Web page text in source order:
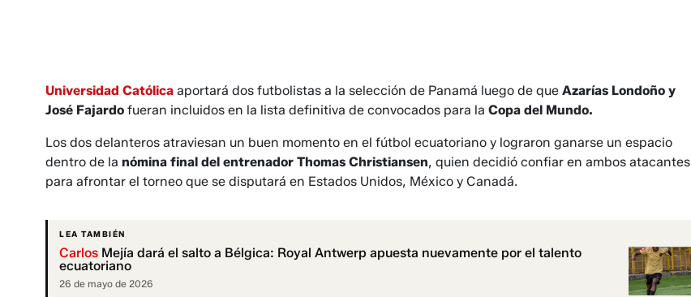
Universidad Católica aportará dos futbolistas a la selección de Panamá luego de que Azarías Londoño y
José Fajardo fueran incluidos en la lista definitiva de convocados para la Copa del Mundo.
Los dos delanteros atraviesan un buen momento en el fútbol ecuatoriano y lograron ganarse un espacio
dentro de la nómina final del entrenador Thomas Christiansen, quien decidió confiar en ambos atacantes
para afrontar el torneo que se disputará en Estados Unidos, México y Canadá.
LEA TAMBIÉN
Carlos Mejía dará el salto a Bélgica: Royal Antwerp apuesta nuevamente por el talento
ecuatoriano
26 de mayo de 2026